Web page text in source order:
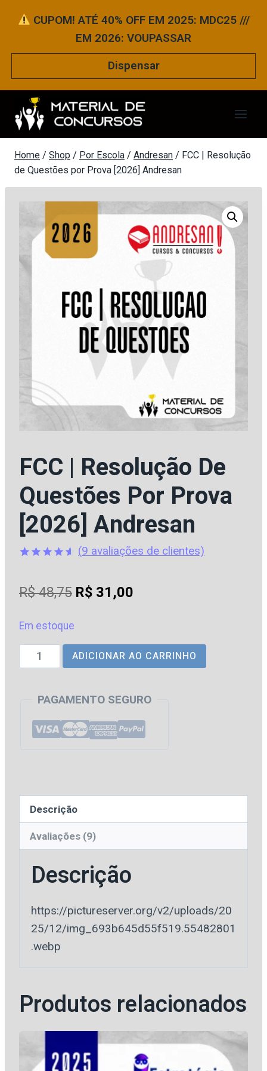
para
CUPOM! ATÉ 40% OFF EM 2025: MDC25 ///
EM 2026: VOUPASSAR
Dispensar
Home / Shop / Por Escola / Andresan / FCC | Resolução
de Questões por Prova [2026] Andresan
FCC | Resolução De
Questões Por Prova
[2026] Andresan
4.56de
5, com
em
de clientes
(9 avaliações de clientes)
R$48,75 O
era:
R$ 31,00
é:
Em estoque
FCC
|
Questões
por
Andresan
quantidade
ADICIONAR AO CARRINHO
PAGAMENTO SEGURO
Descrição
Avaliações (9)
Descrição
https://pictureserver.org/v2/uploads/20
25/12/img_693b645d55f519.55482801
.webp
Produtos relacionados